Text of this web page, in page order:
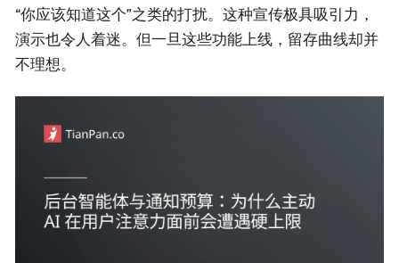
“你应该知道这个”之类的打扰。这种宣传极具吸引力，
演示也令人着迷。但一旦这些功能上线，留存曲线却并
不理想。